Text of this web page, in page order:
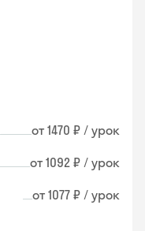
от 1470 ₽ / урок
от 1092 ₽ / урок
от 1077 ₽ / урок